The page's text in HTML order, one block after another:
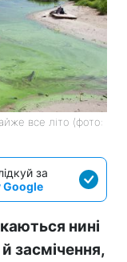
все літо (фото:
за
Google
нині
засмічення,